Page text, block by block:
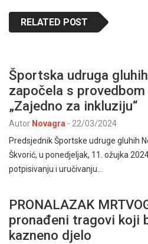
RELATED POST
Športska udruga
započela s
„Zajedno za inkluziju“
Autor Novagra - 22/03/2024
Predsjednik Športske udruge gluhih
Škvorić, u ponedjeljak, 11. ožujka
potpisivanju i uručivanju…
PRONALAZAK
pronađeni tragovi koji
kazneno djelo